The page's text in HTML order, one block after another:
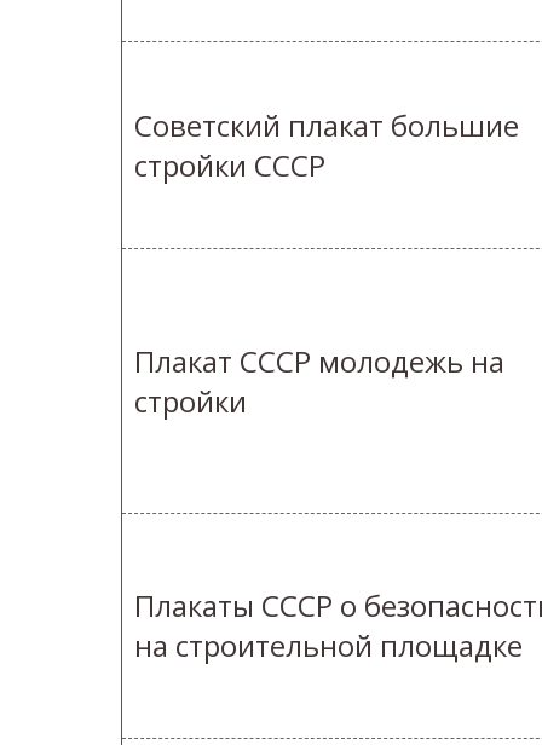
Советский плакат большие
стройки СССР
Плакат СССР молодежь на
стройки
Плакаты СССР о
на строительной площадке